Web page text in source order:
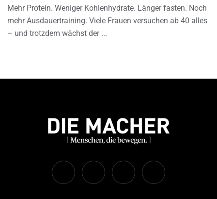
Mehr Protein. Weniger Kohlenhydrate. Länger fasten. Noch
mehr Ausdauertraining. Viele Frauen versuchen ab 40 alles
– und trotzdem wächst der